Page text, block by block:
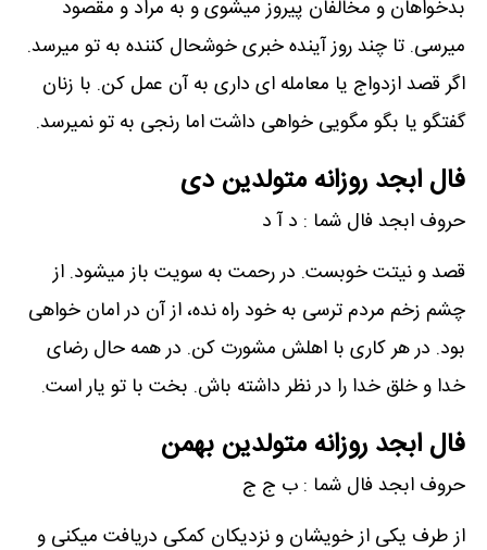
بدخواهان و مخالفان پیروز میشوی و به مراد و مقصود
میرسی. تا چند روز آینده خبری خوشحال کننده به تو میرسد.
اگر قصد ازدواج یا معامله ای داری به آن عمل کن. با زنان
گفتگو یا بگو مگویی خواهی داشت اما رنجی به تو نمیرسد.
فال ابجد روزانه متولدین دی
حروف ابجد فال شما : د آ د
قصد و نیتت خوبست. در رحمت به سویت باز میشود. از
چشم زخم مردم ترسی به خود راه نده، از آن در امان خواهی
بود. در هر کاری با اهلش مشورت کن. در همه حال رضای
خدا و خلق خدا را در نظر داشته باش. بخت با تو یار است.
فال ابجد روزانه متولدین بهمن
حروف ابجد فال شما : ب ج ج
از طرف یکی از خویشان و نزدیکان کمکی دریافت میکنی و